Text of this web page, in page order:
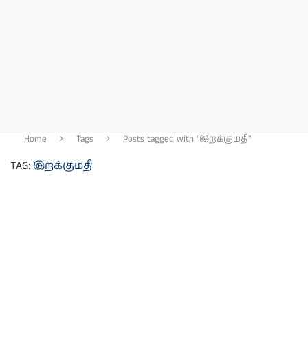
Home Tags Posts tagged with "இறக்குமதி"
TAG: இறக்குமதி